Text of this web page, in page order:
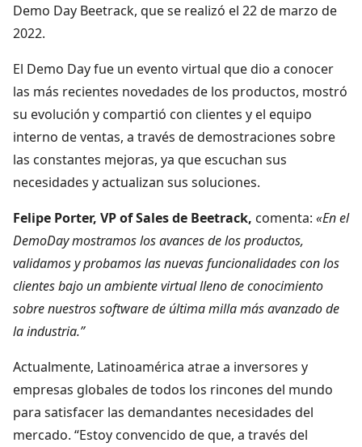
Demo Day Beetrack, que se realizó el 22 de marzo de
2022.
El Demo Day fue un evento virtual que dio a conocer
las más recientes novedades de los productos, mostró
su evolución y compartió con clientes y el equipo
interno de ventas, a través de demostraciones sobre
las constantes mejoras, ya que escuchan sus
necesidades y actualizan sus soluciones.
Felipe Porter, VP of Sales de Beetrack, comenta: «En el
DemoDay mostramos los avances de los productos,
validamos y probamos las nuevas funcionalidades con los
clientes bajo un ambiente virtual lleno de conocimiento
sobre nuestros software de última milla más avanzado de
la industria.”
Actualmente, Latinoamérica atrae a inversores y
empresas globales de todos los rincones del mundo
para satisfacer las demandantes necesidades del
mercado. “Estoy convencido de que, a través del